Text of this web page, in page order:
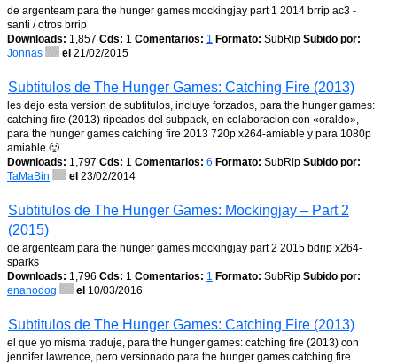
de argenteam para the hunger games mockingjay part 1 2014 brrip ac3 -
santi / otros brrip
Downloads: 1,857 Cds: 1 Comentarios: 1 Formato: SubRip Subido por:
Jonnas
el 21/02/2015
Subtitulos de The Hunger Games: Catching Fire (2013)
les dejo esta version de subtitulos, incluye forzados, para the hunger games:
catching fire (2013) ripeados del subpack, en colaboracion con «oraldo»,
para the hunger games catching fire 2013 720p x264-amiable y para 1080p
amiable 🙂
Downloads: 1,797 Cds: 1 Comentarios: 6 Formato: SubRip Subido por:
TaMaBin
el 23/02/2014
Subtitulos de The Hunger Games: Mockingjay – Part 2
(2015)
de argenteam para the hunger games mockingjay part 2 2015 bdrip x264-
sparks
Downloads: 1,796 Cds: 1 Comentarios: 1 Formato: SubRip Subido por:
enanodog
el 10/03/2016
Subtitulos de The Hunger Games: Catching Fire (2013)
el que yo misma traduje, para the hunger games: catching fire (2013) con
jennifer lawrence, pero versionado para the hunger games catching fire